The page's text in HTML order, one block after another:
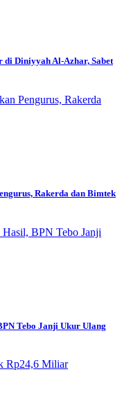
Diniyyah Al-Azhar, Sabet
Rakerda dan Bimtek
Tebo Janji Ukur Ulang